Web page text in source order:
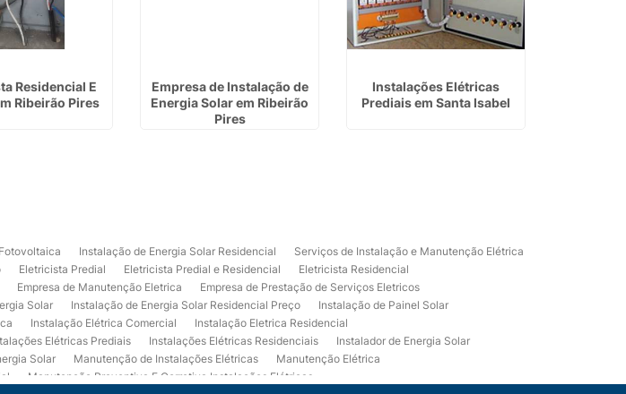
Residencial E
Ribeirão Pires
Empresa de Instalação de
Energia Solar em Ribeirão
Pires
Instalações Elétricas
Prediais em Santa Isabel
Instalação de Energia Solar Residencial
Serviços de Instalação e Manutenção Elétrica
Eletricista Predial Eletricista Predial e Residencial
Eletricista Residencial
Empresa de Manutenção Eletrica
Empresa de Prestação de Serviços Eletricos
Solar Instalação de Energia Solar Residencial Preço
Instalação de Painel Solar
Instalação Elétrica Comercial
Instalação Eletrica Residencial
Elétricas Prediais Instalações Elétricas Residenciais
Instalador de Energia Solar
Solar Manutenção de Instalações Elétricas
Manutenção Elétrica
Manutenção Preventiva E Corretiva Instalações Elétricas